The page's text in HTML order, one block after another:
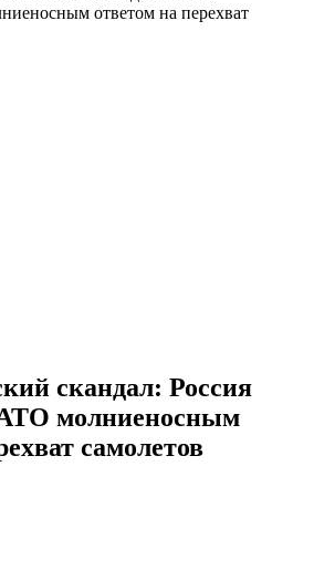
ответом на перехват
скандал: Россия
молниеносным
самолетов